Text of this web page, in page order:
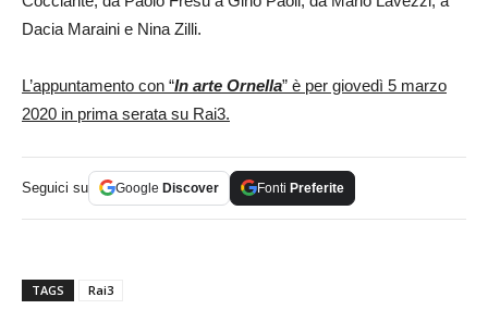
Dacia Maraini e Nina Zilli.
L’appuntamento con “In arte Ornella” è per giovedì 5 marzo
2020 in prima serata su Rai3.
Seguici su Google Discover Fonti Preferite
TAGS Rai3